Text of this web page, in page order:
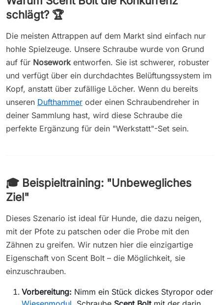
schlägt? 🏆
Die meisten Attrappen auf dem Markt sind einfach nur
hohle Spielzeuge. Unsere Schraube wurde von Grund
auf für Nosework entworfen. Sie ist schwerer, robuster
und verfügt über ein durchdachtes Belüftungssystem im
Kopf, anstatt über zufällige Löcher. Wenn du bereits
unseren Dufthammer oder einen Schraubendreher in
deiner Sammlung hast, wird diese Schraube die
perfekte Ergänzung für dein "Werkstatt"-Set sein.
🎓 Beispieltraining: "Unbewegliches
Ziel"
Dieses Szenario ist ideal für Hunde, die dazu neigen,
mit der Pfote zu patschen oder die Probe mit den
Zähnen zu greifen. Wir nutzen hier die einzigartige
Eigenschaft von Scent Bolt – die Möglichkeit, sie
einzuschrauben.
Vorbereitung: Nimm ein Stück dickes Styropor oder